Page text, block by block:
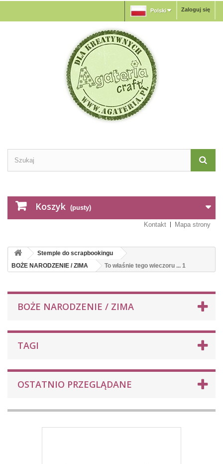
Zaloguj się
Polski
Koszyk (pusty)
Kontakt Mapa strony
Stemple do scrapbookingu
BOŻE NARODZENIE / ZIMA
To właśnie tego wieczoru ... 1
BOŻE NARODZENIE / ZIMA
TAGI
OSTATNIO PRZEGLĄDANE